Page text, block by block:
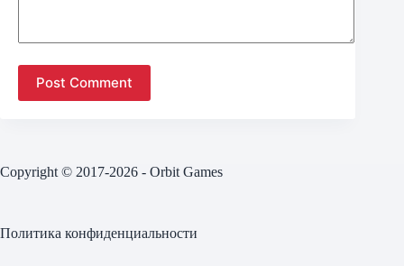
Post Comment
Copyright © 2017-2026 - Orbit Games
Политика конфиденциальности